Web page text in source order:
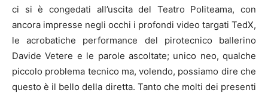
ci si è congedati all’uscita del Teatro Politeama, con
ancora impresse negli occhi i profondi video targati TedX,
le acrobatiche performance del pirotecnico ballerino
Davide Vetere e le parole ascoltate; unico neo, qualche
piccolo problema tecnico ma, volendo, possiamo dire che
questo è il bello della diretta. Tanto che molti dei presenti